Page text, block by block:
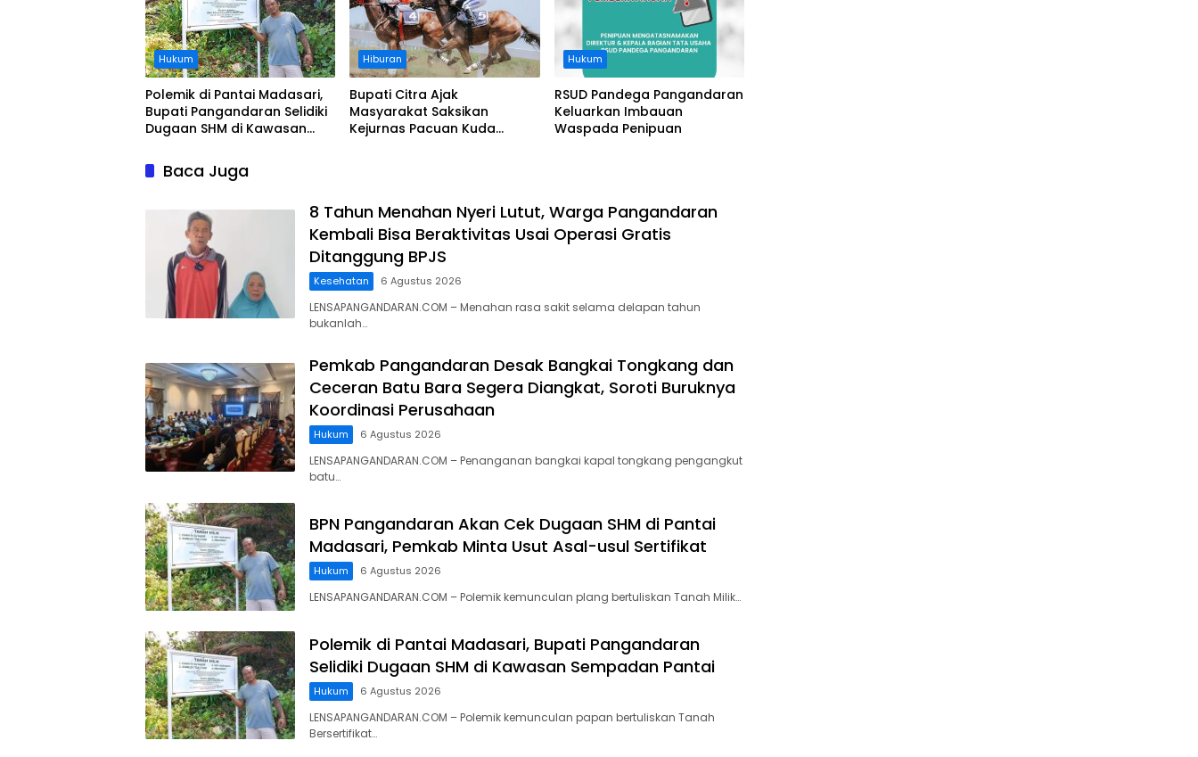
Hukum
Polemik di Pantai Madasari,
Bupati Pangandaran Selidiki
Dugaan SHM di Kawasan
Hiburan
Bupati Citra Ajak
Masyarakat Saksikan
Kejurnas Pacuan Kuda
Hukum
RSUD Pandega Pangandaran
Keluarkan Imbauan
Waspada Penipuan
Baca Juga
8 Tahun Menahan Nyeri Lutut, Warga Pangandaran
Kembali Bisa Beraktivitas Usai Operasi Gratis
Ditanggung BPJS
Kesehatan 6 Agustus 2026
LENSAPANGANDARAN.COM – Menahan rasa sakit selama delapan tahun
bukanlah…
Pemkab Pangandaran Desak Bangkai Tongkang dan
Ceceran Batu Bara Segera Diangkat, Soroti Buruknya
Koordinasi Perusahaan
Hukum 6 Agustus 2026
LENSAPANGANDARAN.COM – Penanganan bangkai kapal tongkang pengangkut
batu…
BPN Pangandaran Akan Cek Dugaan SHM di Pantai
Madasari, Pemkab Minta Usut Asal-usul Sertifikat
Hukum 6 Agustus 2026
LENSAPANGANDARAN.COM – ‎Polemik kemunculan plang bertuliskan Tanah Milik…
Polemik di Pantai Madasari, Bupati Pangandaran
Selidiki Dugaan SHM di Kawasan Sempadan Pantai
Hukum 6 Agustus 2026
LENSAPANGANDARAN.COM – Polemik kemunculan papan bertuliskan Tanah
Bersertifikat…